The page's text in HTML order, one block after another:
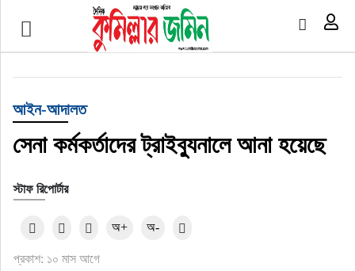
প্রচ্ছদ
আর্ন্তজাতিক
বৃহত্তর কুমিল্লা
বৃহত্তর নোয়াখালী
আইন-আদালত
সেনা কর্মকর্তাদের ট্রাইব্যুনালে আনা হয়েছে
স্টাফ রিপোর্টার
প্রকাশ: ১০ মাস আগে
অ+ অ-